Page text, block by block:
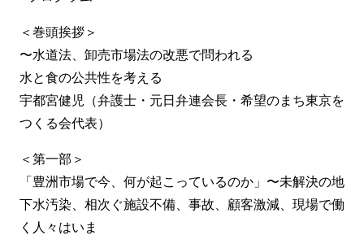
＜巻頭挨拶＞
〜水道法、卸売市場法の改悪で問われる
水と食の公共性を考える
宇都宮健児（弁護士・元日弁連会長・希望のまち東京を
つくる会代表）
＜第一部＞
「豊洲市場で今、何が起こっているのか」〜未解決の地
下水汚染、相次ぐ施設不備、事故、顧客激減、現場で働
く人々はいま